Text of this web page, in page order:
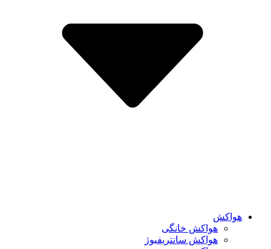
هواکش
هواکش خانگی
هواکش سانتریفیوژ